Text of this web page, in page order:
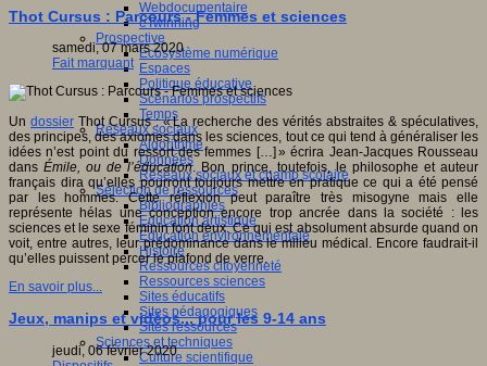
Webdocumentaire
eTwinning
Prospective
Ecosystème numérique
Espaces
Politique éducative
Scénarios prospectifs
Temps
Réseaux sociaux
Algorithme
Données
Réseaux sociaux et champ scolaire
Sélection de ressources
Bibliographies
Education artistique
Education environnementale
Histoire
Ressources citoyenneté
Ressources sciences
Sites éducatifs
Sites pédagogiques
Sites ressources
Sciences et techniques
Culture scientifique
Thot Cursus : Parcours - Femmes et sciences
samedi, 07 mars 2020
Fait marquant
Un dossier Thot Cursus : « La recherche des vérités abstraites & spéculatives,
des principes, des axiomes dans les sciences, tout ce qui tend à généraliser les
idées n’est point du ressort des femmes […] » écrira Jean-Jacques Rousseau
dansÉmile, ou de l’éducation. Bon prince, toutefois, le philosophe et auteur
français dira qu’elles pourront toujours mettre en pratique ce qui a été pensé
par les hommes. Cette réflexion peut paraître très misogyne mais elle
représente hélas une conception encore trop ancrée dans la société : les
sciences et le sexe féminin font deux. Ce qui est absolument absurde quand on
voit, entre autres, leur prédominance dans le milieu médical. Encore faudrait-il
qu’elles puissent percer le plafond de verre.
En savoir plus...
Jeux, manips et vidéos... pour les 9-14 ans
jeudi, 06 février 2020